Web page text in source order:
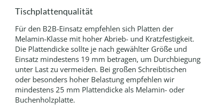
Tischplattenqualität
Für den B2B-Einsatz empfehlen sich Platten der
Melamin-Klasse mit hoher Abrieb- und Kratzfestigkeit.
Die Plattendicke sollte je nach gewählter Größe und
Einsatz mindestens 19 mm betragen, um Durchbiegung
unter Last zu vermeiden. Bei großen Schreibtischen
oder besonders hoher Belastung empfehlen wir
mindestens 25 mm Plattendicke als Melamin- oder
Buchenholzplatte.